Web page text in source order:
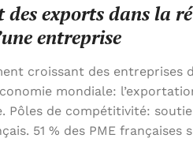
exports dans la
entreprise
croissant des entreprises
mondiale:
Pôles de compétitivité:
51 % des PME françaises